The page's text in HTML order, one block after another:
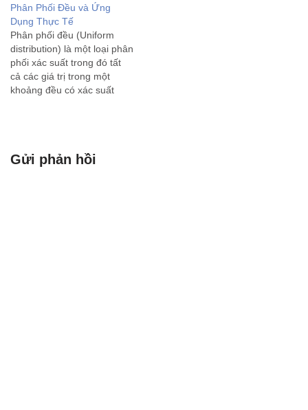
là 0). Phân phối này được
đặt theo tên nhà toán học
Thụy…
Phân Phối Đều và Ứng
Dụng Thực Tế
Phân phối đều (Uniform
distribution) là một loại phân
phối xác suất trong đó tất
cả các giá trị trong một
khoảng đều có xác suất
Distribution): Đây là phân
Gửi phản hồi